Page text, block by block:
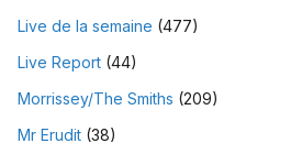
Live de la semaine (477)
Live Report (44)
Morrissey/The Smiths (209)
Mr Erudit (38)